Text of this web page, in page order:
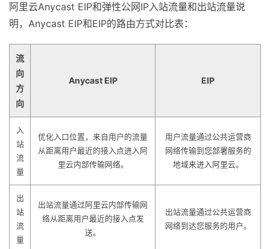
阿里云Anycast EIP和弹性公网IP入站流量和出站流量说
明，Anycast EIP和EIP的路由方式对比表：
流
向
方
向
Anycast EIP EIP
入
站
流
量
优化入口位置，来自用户的流量
从距离用户最近的接入点进入阿
里云内部传输网络。
用户流量通过公共运营商
网络传输到您部署服务的
地域来进入阿里云。
出
站
流
量
出站流量通过阿里云内部传输网
络从距离用户最近的接入点发
送。
出站流量通过公共运营商
网络到达您服务的用户。